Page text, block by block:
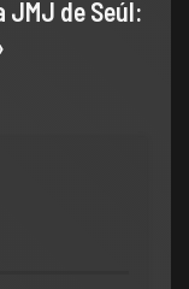
JMJ de Seúl: